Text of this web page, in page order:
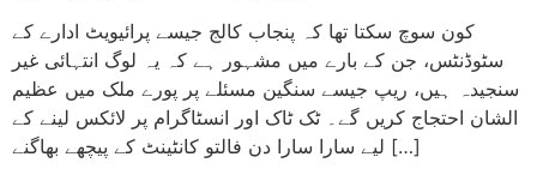
کون سوچ سکتا تھا کہ پنجاب کالج جیسے پرائیویٹ ادارے کے
سٹوڈنٹس، جن کے بارے میں مشہور ہے کہ یہ لوگ انتہائی غیر
سنجیدہ ہیں، ریپ جیسے سنگین مسئلے پر پورے ملک میں عظیم
الشان احتجاج کریں گے۔ ٹک ٹاک اور انسٹاگرام پر لائکس لینے کے
لیے سارا سارا دن فالتو کانٹینٹ کے پیچھے بھاگنے […]